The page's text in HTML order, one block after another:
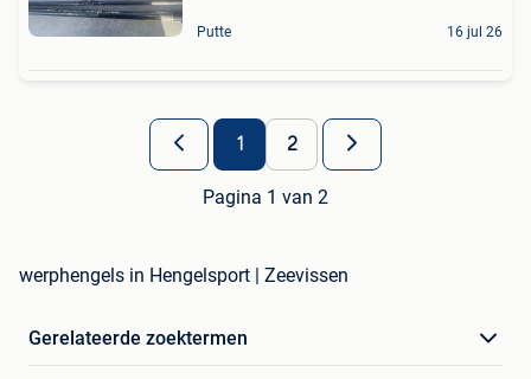
Putte 16 jul 26
1 2
Pagina 1 van 2
werphengels in Hengelsport | Zeevissen
Gerelateerde zoektermen